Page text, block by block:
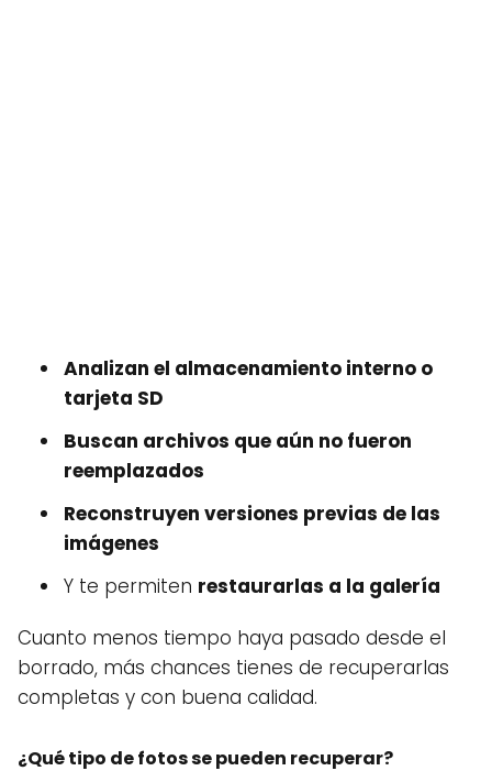
Analizan el almacenamiento interno o
tarjeta SD
Buscan archivos que aún no fueron
reemplazados
Reconstruyen versiones previas de las
imágenes
Y te permiten restaurarlas a la galería
Cuanto menos tiempo haya pasado desde el
borrado, más chances tienes de recuperarlas
completas y con buena calidad.
¿Qué tipo de fotos se pueden recuperar?